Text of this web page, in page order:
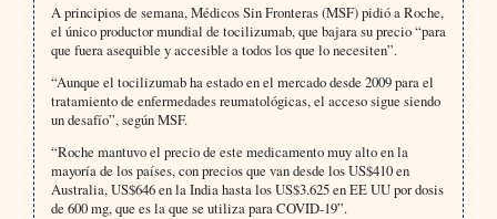
A principios de semana, Médicos Sin Fronteras (MSF) pidió a Roche,
el único productor mundial de tocilizumab, que bajara su precio “para
que fuera asequible y accesible a todos los que lo necesiten”.
“Aunque el tocilizumab ha estado en el mercado desde 2009 para el
tratamiento de enfermedades reumatológicas, el acceso sigue siendo
un desafío”, según MSF.
“Roche mantuvo el precio de este medicamento muy alto en la
mayoría de los países, con precios que van desde los US$410 en
Australia, US$646 en la India hasta los US$3.625 en EE UU por dosis
de 600 mg, que es la que se utiliza para COVID-19”.